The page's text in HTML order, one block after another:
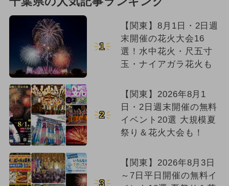
1
【関東】8月1日・2日週
末開催の花火大会16
選！水中花火・尺五寸
玉・ナイアガラ花火も
2
【関東】2026年8月1
日・2日週末開催の無料
イベント20選 大規模夏
祭り＆花火大会も！
3
【関東】2026年8月3日
～7日平日開催の無料イ